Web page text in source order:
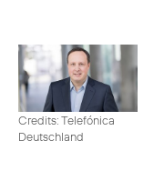
Credits: Telefónica
Deutschland